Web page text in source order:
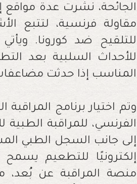
الجائحة، نشرت عدة مواقع
مقاولة فرنسية، لتتبع
للتلقيح ضد كورونا.
للأحداث السلبية بعد
المناسب إذا حدثت
إلى جانب السجل الطبي
إلكترونيًا للتطعيم
منصة المراقبة عن